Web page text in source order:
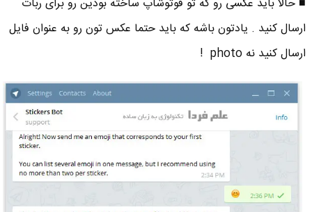
■ حالا باید عکسی رو که تو فوتوشاپ ساخته بودین رو برای ربات
ارسال کنید . یادتون باشه که باید حتما عکس تون رو به عنوان فایل
ارسال کنید نه photo !